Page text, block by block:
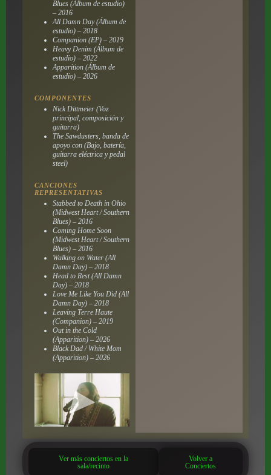
Blues (Álbum de estudio)
– 2016
All Damn Day (Álbum de
estudio) – 2018
Companion (EP) – 2019
Heavy Denim (Álbum de
estudio) – 2022
Apparition (Álbum de
estudio) – 2026
COMPONENTES
Nick Dittmeier (Voz
principal, composición y
guitarra)
The Sawdusters, banda de
apoyo con (Bajo, batería,
guitarra eléctrica y pedal
steel)
CANCIONES
REPRESENTATIVAS
Stabbed to Death in Ohio
(Midwest Heart / Southern
Blues) – 2016
Coming Home Soon
(Midwest Heart / Southern
Blues) – 2016
Walking on Water (All
Damn Day) – 2018
Head to Rest (All Damn
Day) – 2018
Love Me Like You Did (All
Damn Day) – 2018
Leaving Terre Haute
(Companion) – 2019
Out in the Cold
(Apparition) – 2026
Black Dad / White Mom
(Apparition) – 2026
Ver más conciertos en la
sala/recinto
Volver a
Conciertos